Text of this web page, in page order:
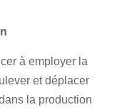
à employer la
et déplacer
la production